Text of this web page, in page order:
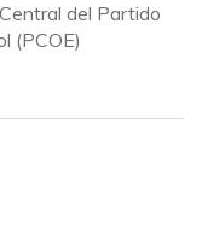
del Partido
(PCOE)